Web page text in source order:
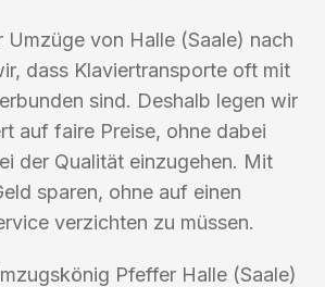
Umzüge von Halle (Saale) nach
dass Klaviertransporte oft mit
sind. Deshalb legen wir
auf faire Preise, ohne dabei
der Qualität einzugehen. Mit
sparen, ohne auf einen
verzichten zu müssen.
Pfeffer Halle (Saale)